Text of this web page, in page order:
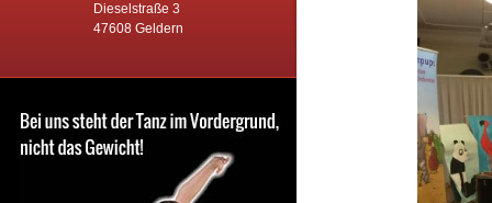
Dieselstraße 3
47608 Geldern